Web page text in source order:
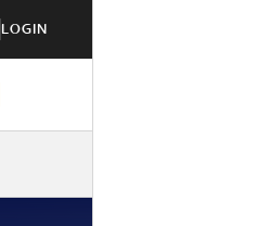
LOGIN